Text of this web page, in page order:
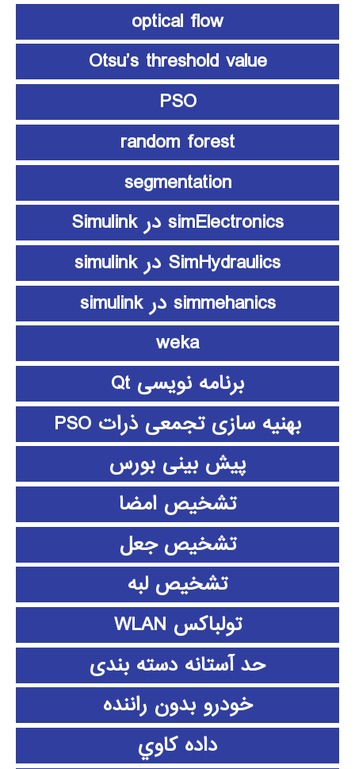
optical flow
Otsu’s threshold value
PSO
random forest
segmentation
simElectronics در Simulink
SimHydraulics در simulink
simmehanics در simulink
weka
برنامه نویسی Qt
بهنیه سازی تجمعی ذرات PSO
پیش بینی بورس
تشخیص امضا
تشخیص جعل
تشخیص لبه
تولباکس WLAN
حد آستانه دسته بندی
خودرو بدون راننده
داده كاوي